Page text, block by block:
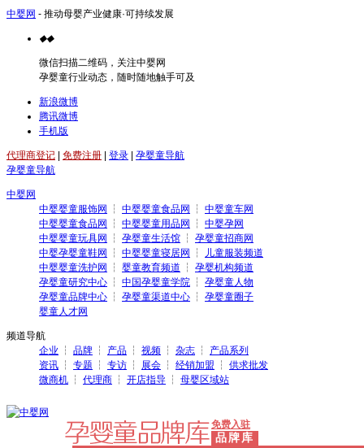
中婴网 - 推动母婴产业健康·可持续发展
◆◆
微信扫描二维码，关注中婴网
孕婴童行业动态，随时随地触手可及
新浪微博
腾讯微博
手机版
代理商登记 免费注册 登录
孕婴童导航
孕婴童导航
中婴网
中婴婴童服饰网
┆ 中婴婴童食品网 ┆ 中婴童车网
中婴婴童食品网
┆ 中婴婴童用品网 ┆ 中婴孕网
中婴婴童玩具网
┆ 孕婴童生活馆 ┆ 孕婴童招商网
中婴孕婴童鞋网
┆ 中婴婴童寝居网 ┆
儿童服装频道
中婴婴童洗护网
┆ 婴童教育频道 ┆ 孕婴机构频道
孕婴童研究中心 ┆ 中国孕婴童学院 ┆ 孕婴童人物
孕婴童品牌中心 ┆ 孕婴童渠道中心 ┆ 孕婴童圈子
婴童人才网
频道导航
企业 ┆ 品牌 ┆ 产品 ┆ 视频 ┆ 杂志 ┆ 产品系列
资讯 ┆ 专题 ┆ 专访 ┆ 展会 ┆ 经销加盟 ┆ 供求批发
微商机 ┆ 代理商 ┆ 开店指导 ┆ 母婴区域站
免费入驻
品牌库